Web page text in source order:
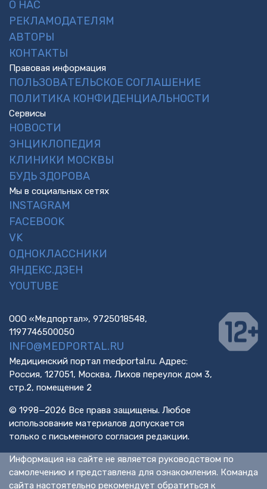
О НАС
РЕКЛАМОДАТЕЛЯМ
АВТОРЫ
КОНТАКТЫ
Правовая информация
ПОЛЬЗОВАТЕЛЬСКОЕ СОГЛАШЕНИЕ
ПОЛИТИКА КОНФИДЕНЦИАЛЬНОСТИ
Сервисы
НОВОСТИ
ЭНЦИКЛОПЕДИЯ
КЛИНИКИ МОСКВЫ
БУДЬ ЗДОРОВА
Мы в социальных сетях
INSTAGRAM
FACEBOOK
VK
ОДНОКЛАССНИКИ
ЯНДЕКС.ДЗЕН
YOUTUBE
ООО «Медпортал», 9725018548,
1197746500050
INFO@MEDPORTAL.RU
Медицинский портал medportal.ru. Адрес:
Россия, 127051, Москва, Лихов переулок дом 3,
стр.2, помещение 2
© 1998—2026 Все права защищены. Любое
использование материалов допускается
только с письменного согласия редакции.
Информация на сайте не является руководством по
самолечению и представлена для ознакомления. Команда
сайта настоятельно рекомендует обратиться к